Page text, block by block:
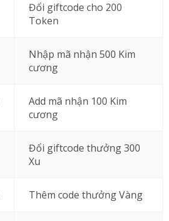
Đổi giftcode cho 200
Token
Nhập mã nhận 500 Kim
cương
Add mã nhận 100 Kim
cương
Đổi giftcode thưởng 300
Xu
Thêm code thưởng Vàng